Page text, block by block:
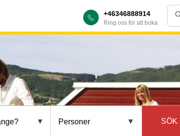
+46346888914
Ring oss för att boka
Personer SÖK